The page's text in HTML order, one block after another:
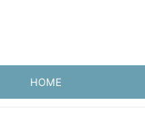
HOME